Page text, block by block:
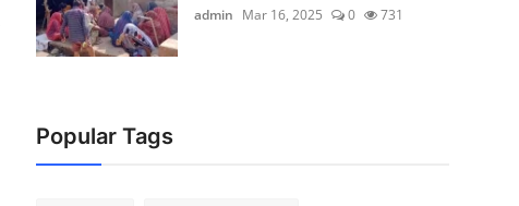
admin Mar 16, 2025 0 731
Popular Tags